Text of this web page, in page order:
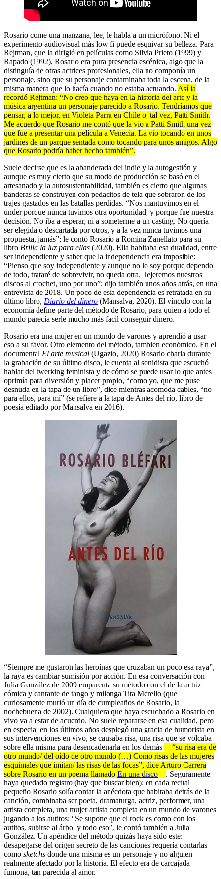
Rosario come una manzana, lee, le habla a un micrófono. Ni el
experimento audiovisual más low fi puede esquivar su belleza. Para
Rejtman, que la dirigió en películas como Silvia Prieto (1999) y
Rapado (1992), Rosario era pura presencia escénica, algo que la
distinguía de otras actrices profesionales, ella no componía un
personaje, sino que su personaje contaminaba toda la escena, de la
misma manera que lo hacía cuando no estaba actuando. Así la
recordó Rejtman: “No creo que haya en la historia del arte y la
música argentina un personaje parecido a Rosario. Tendríamos que
pensar, a lo mejor, en Violeta Parra en Chile o, tal vez, Patti Smith.
Me acuerdo que Rosario me contó que la vio a Patti Smith una vez
que fue a presentar una película a Venecia. La vio tocando en unos
jardines de un parque sentada como tocando para unos amigos. Algo
que Rosario podría haber hecho también”.
Suele decirse que es la abanderada del indie y la autogestión y
aunque es muy cierto que su modo de producción se basó en el
artesanado y la autosustentabilidad, también es cierto que algunas
banderas se construyen con pedacitos de tela que sobraron de los
trajes gastados en las batallas perdidas. “Nos mantuvimos en el
under porque nunca tuvimos otra oportunidad, y porque fue nuestra
decisión. No iba a esperar, ni a someterme a un casting. No quería
ser elegida o descartada por otros, y a la vez nunca tuvimos una
propuesta, jamás”; le contó Rosario a Romina Zanellato para su
libro Brilla la luz para ellas (2020). Ella habitaba esa dualidad, entre
ser independiente y saber que la independencia era imposible:
“Pienso que soy independiente y aunque no lo soy porque dependo
de todo, trataré de sobrevivir, no queda otra. Tejeremos nuestros
discos al crochet, uno por uno”; dijo también unos años atrás, en una
entrevista de 2018. Un poco de esta dependencia es retratada en su
último libro, Diario del dinero (Mansalva, 2020). El vínculo con la
economía define parte del método de Rosario, para quien a todo el
mundo parecía serle mucho más fácil conseguir dinero.
Rosario era una mujer en un mundo de varones y aprendió a usar
eso a su favor. Otro elemento del método, también económico. En el
documental El arte musical (Ugazio, 2020) Rosario charla durante
la grabación de su último disco, le cuenta al sonidista que escuchó
hablar del twerking feminista y de cómo se puede usar lo que antes
oprimía para diversión y placer propio, “como yo, que me puse
desnuda en la tapa de un libro”, dice mientras acomoda cables, “no
para ellos, para mí” (se refiere a la tapa de Antes del río, libro de
poesía editado por Mansalva en 2016).
“Siempre me gustaron las heroínas que cruzaban un poco esa raya”,
la raya es cambiar sumisión por acción. En esa conversación con
Julia González de 2009 emparenta su método con el de la actriz
cómica y cantante de tango y milonga Tita Merello (que
curiosamente murió un día de cumpleaños de Rosario, la
nochebuena de 2002). Cualquiera que haya escuchado a Rosario en
vivo va a estar de acuerdo. No suele repararse en esa cualidad, pero
en especial en los últimos años desplegó una gracia de humorista en
sus intervenciones en vivo, se causaba risa, una risa que se volcaba
sobre ella misma para desencadenarla en los demás —“su risa era de
otro mundo/ del oído de otro mundo (…) Como risas de las mujeres
esquimales que imitan/ las risas de las focas”, dice Arturo Carrera
sobre Rosario en un poema llamado En una disco—. Seguramente
haya quedado registro (hay que buscar bien): en cada recital
pequeño Rosario solía contar la anécdota que habitaba detrás de la
canción, combinaba ser poeta, dramaturga, actriz, performer, una
artista completa, una mujer artista completa en un mundo de varones
jugando a los autitos: “Se supone que el rock es como con los
autitos, subirse al árbol y todo eso”, le contó también a Julia
González. Un apéndice del método quizás haya sido este:
desapegarse del origen secreto de las canciones requería contarlas
como sketchs donde una misma es un personaje y no alguien
realmente afectado por la historia. El efecto era de carcajada
fumona, tan parecida al amor.